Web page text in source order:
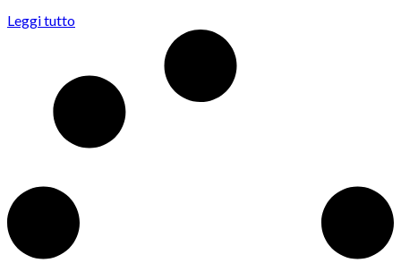
Leggi tutto